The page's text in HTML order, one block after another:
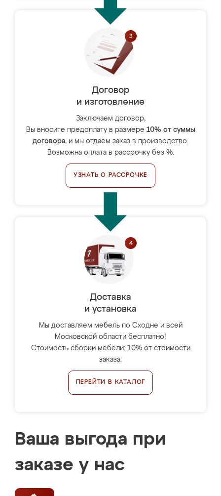
Договор
и изготовление
Заключаем договор,
Вы вносите предоплату в размере 10% от суммы
договора, и мы отдаём заказ в производство.
Возможна оплата в рассрочку без %.
УЗНАТЬ О РАССРОЧКЕ
Доставка
и установка
Мы доставляем мебель по Сходне и всей
Московской области бесплатно!
Стоимость сборки мебели: 10% от стоимости
заказа.
ПЕРЕЙТИ В КАТАЛОГ
Ваша выгода при
заказе у нас